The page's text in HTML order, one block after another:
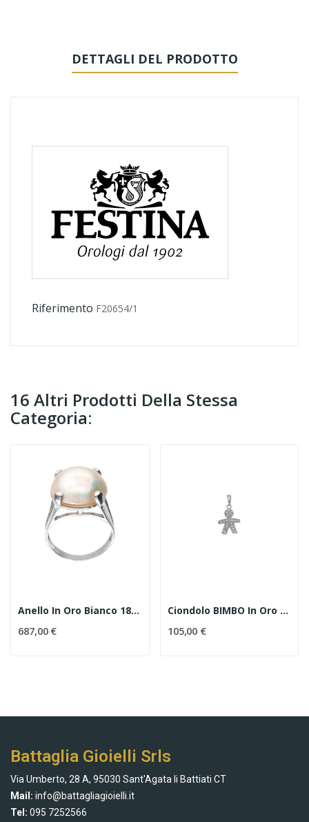
DETTAGLI DEL PRODOTTO
Riferimento F20654/1
16 Altri Prodotti Della Stessa
Categoria:
Anello In Oro Bianco 18 Kt, Perla Mabè
687,00 €
Ciondolo BIMBO In Oro 18 Kt E Zirconi
105,00 €
Battaglia Gioielli Srls
Via Umberto, 28 A, 95030 Sant'Agata li Battiati CT
Mail: info@battagliagioielli.it
Tel: 095 7252566